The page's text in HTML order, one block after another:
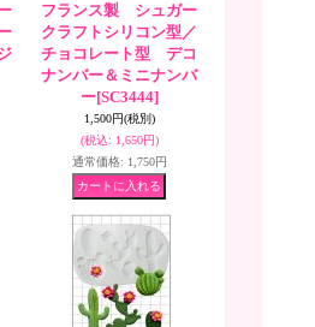
フランス製 シュガー
クラフトシリコン型／
チョコレート型 デコ
ナンバー＆ミニナンバ
ー[SC3444]
1,500円(税別)
(税込: 1,650円)
通常価格: 1,750円